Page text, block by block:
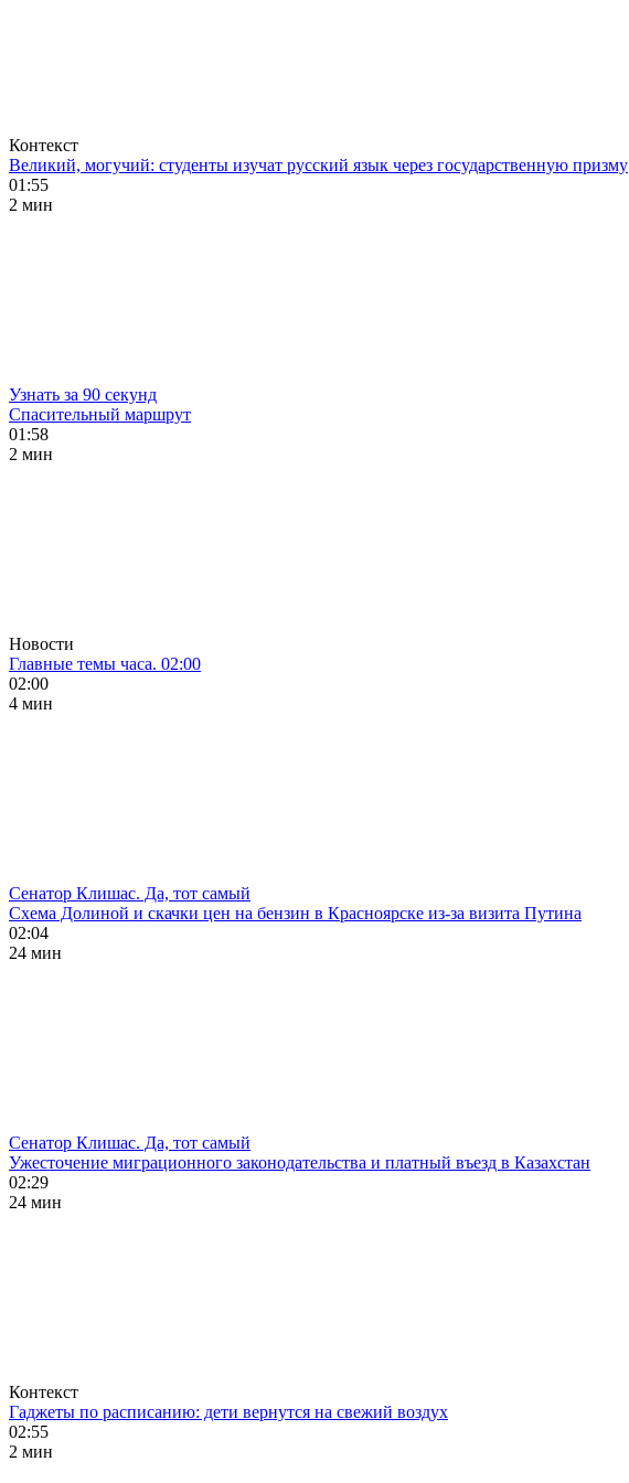
Контекст
Великий, могучий: студенты изучат русский язык через государственную призму
01:55
2 мин
Узнать за 90 секунд
Спасительный маршрут
01:58
2 мин
Новости
Главные темы часа. 02:00
02:00
4 мин
Сенатор Клишас. Да, тот самый
Схема Долиной и скачки цен на бензин в Красноярске из-за визита Путина
02:04
24 мин
Сенатор Клишас. Да, тот самый
Ужесточение миграционного законодательства и платный въезд в Казахстан
02:29
24 мин
Контекст
Гаджеты по расписанию: дети вернутся на свежий воздух
02:55
2 мин